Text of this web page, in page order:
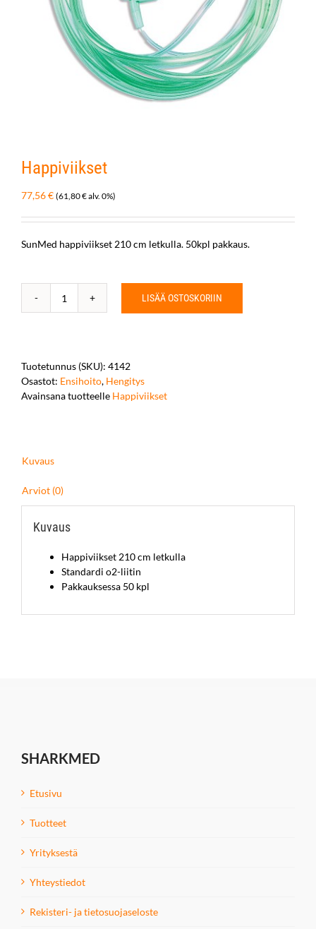
Happiviikset
77,56€ (61,80€alv. 0%)
SunMed happiviikset 210 cm letkulla. 50kpl pakkaus.
Happiviikset
LISÄÄ OSTOSKORIIN
Tuotetunnus (SKU): 4142
Osastot: Ensihoito, Hengitys
Avainsana tuotteelle Happiviikset
Kuvaus
Arviot (0)
Kuvaus
Happiviikset 210 cm letkulla
Standardi o2-liitin
Pakkauksessa 50 kpl
SHARKMED
Etusivu
Tuotteet
Yrityksestä
Yhteystiedot
Rekisteri- ja tietosuojaseloste